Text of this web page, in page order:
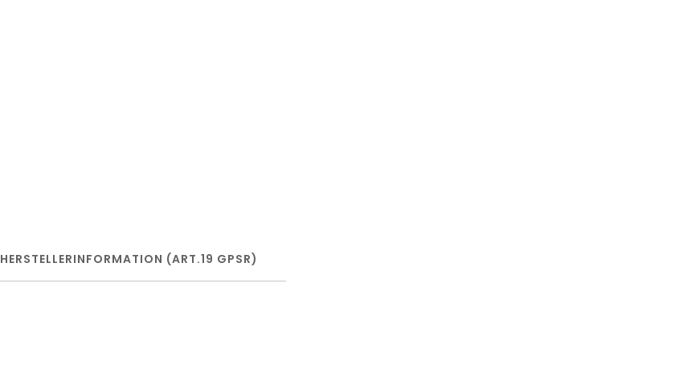
HERSTELLERINFORMATION (ART.19 GPSR)